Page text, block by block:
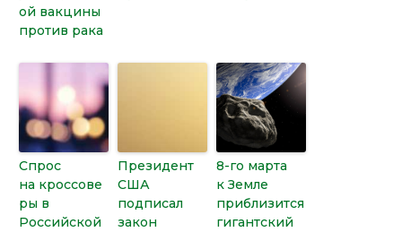
ой вакцины
против рака
Спрос
на кроссове
ры в
Российской
Президент
США
подписал
закон
8-го марта
к Земле
приблизится
гигантский